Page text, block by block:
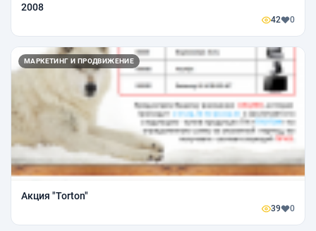
2008
42 0
МАРКЕТИНГ И ПРОДВИЖЕНИЕ
Акция "Torton"
39 0